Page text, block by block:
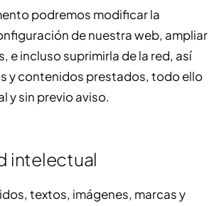
podremos modificar la
de nuestra web, ampliar
e incluso suprimirla de la red, así
y contenidos prestados, todo ello
y sin previo aviso.
intelectual
textos, imágenes, marcas y